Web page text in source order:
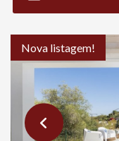
Nova listagem!